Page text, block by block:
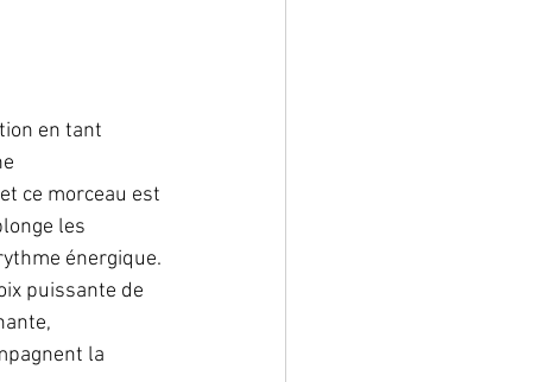
en tant
ce morceau est
les
énergique.
puissante de
la